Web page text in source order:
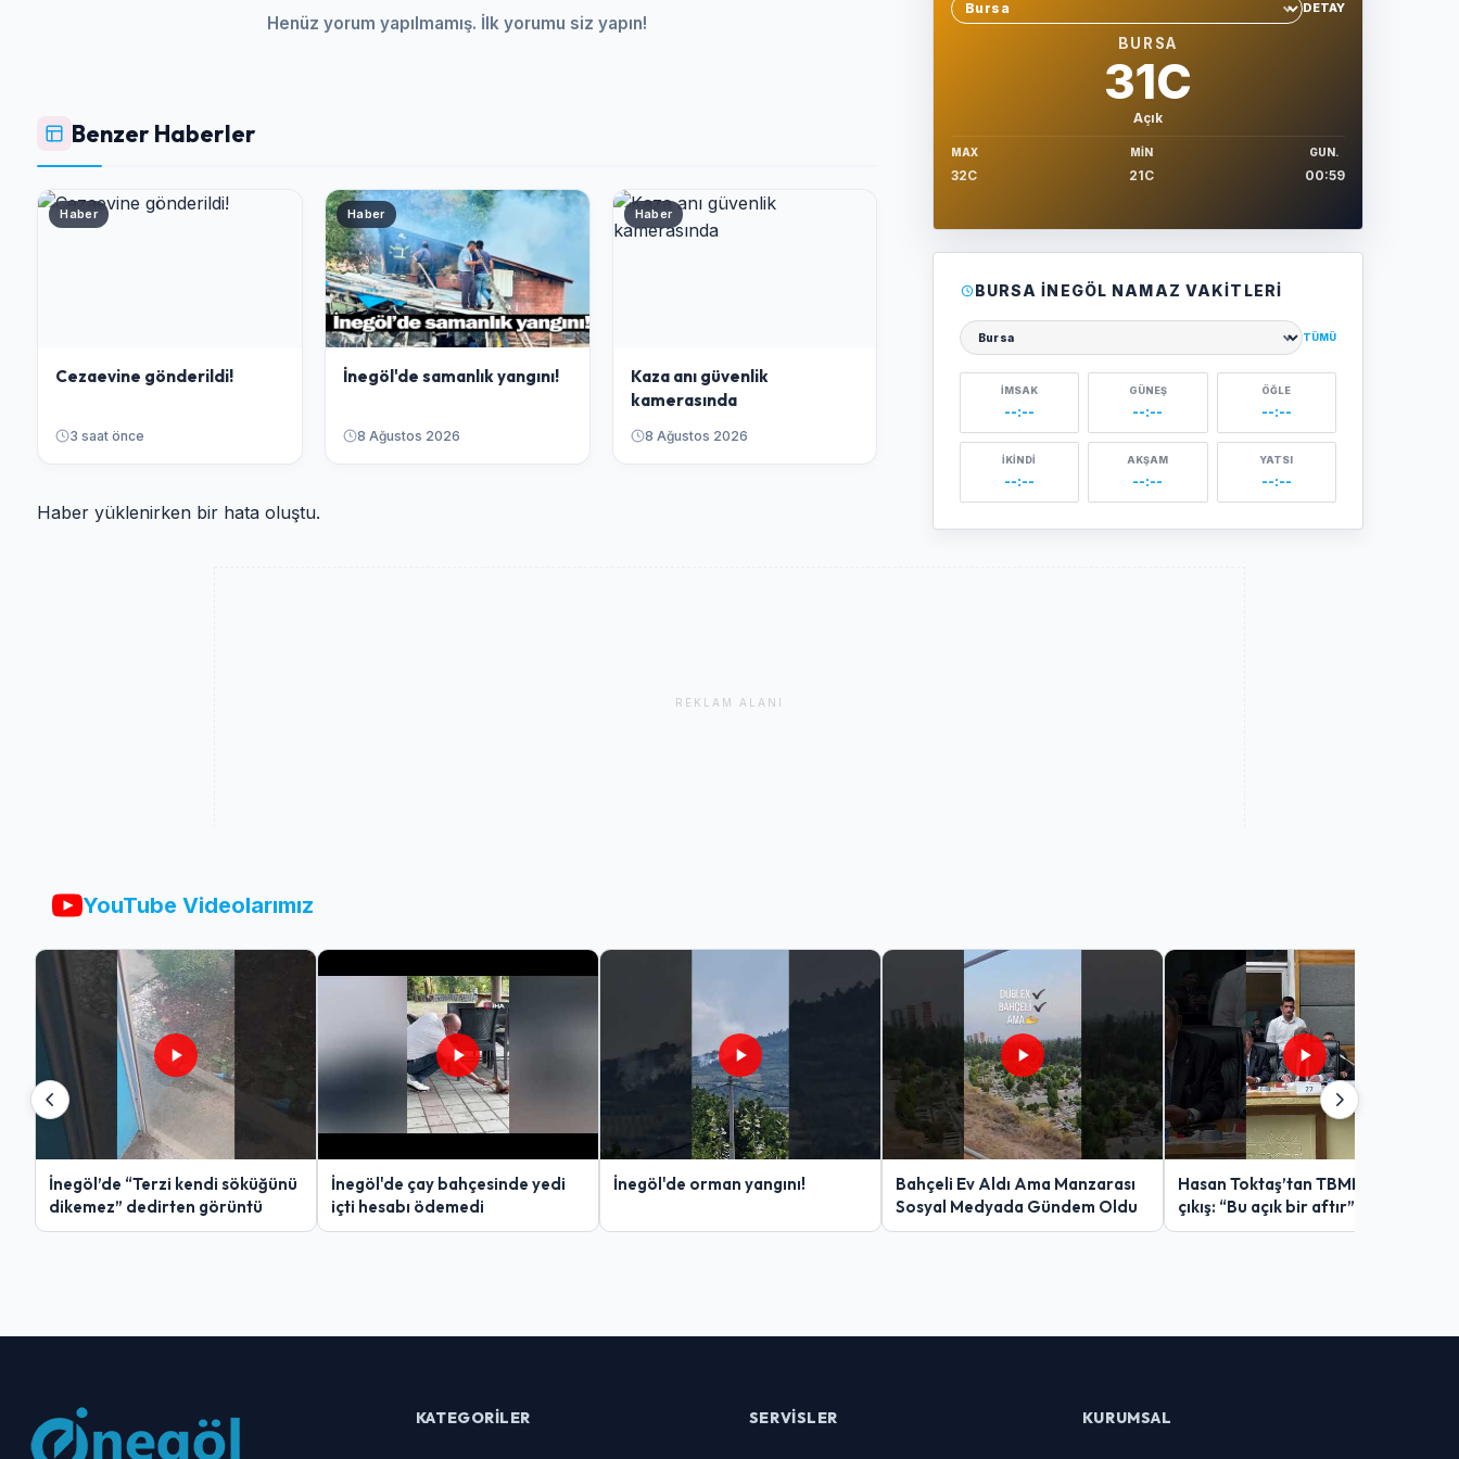
Henüz yorum yapılmamış. İlk yorumu siz yapın!
Benzer Haberler
Haber
Cezaevine gönderildi!
3 saat önce
Haber
İnegöl'de samanlık yangını!
8 Ağustos 2026
Haber
Kaza anı güvenlik
kamerasında
8 Ağustos 2026
Haber yüklenirken bir hata oluştu.
Sehir sec
DETAY
BURSA
31C
Açık
MAX
32C
MIN
21C
GUN.
00:59
BURSA İNEGÖL NAMAZ VAKITLERI
Şehir seçin
TÜMÜ
İMSAK
--:--
GÜNEŞ
--:--
ÖĞLE
--:--
İKINDI
--:--
AKŞAM
--:--
YATSI
--:--
REKLAM ALANI
YouTube Videolarımız
İnegöl’de “Terzi kendi söküğünü
dikemez” dedirten görüntü
İnegöl'de çay bahçesinde yedi
içti hesabı ödemedi
İnegöl'de orman yangını!
Bahçeli Ev Aldı Ama Manzarası
Sosyal Medyada Gündem Oldu
Hasan Toktaş’tan TBMM’de sert
çıkış: “Bu açık bir aftır”
KATEGORILER SERVISLER KURUMSAL